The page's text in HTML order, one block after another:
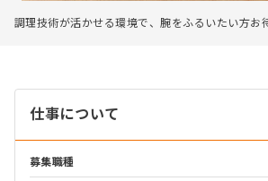
調理技術が活かせる環境で、腕をふるいたい方お
仕事について
募集職種